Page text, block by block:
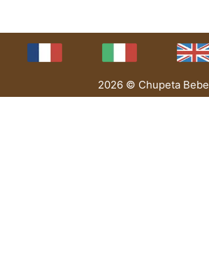
2026 © Chupeta Bebe